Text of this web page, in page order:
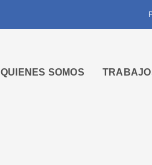
QUIENES SOMOS